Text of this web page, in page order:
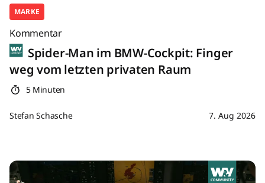
MARKE
Kommentar
Spider-Man im BMW-Cockpit: Finger
weg vom letzten privaten Raum
5 Minuten
Stefan Schasche 7. Aug 2026